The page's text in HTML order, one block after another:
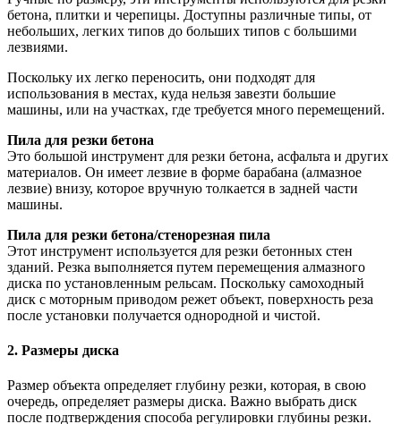
бетона, плитки и черепицы. Доступны различные типы, от
небольших, легких типов до больших типов с большими
лезвиями.
Поскольку их легко переносить, они подходят для
использования в местах, куда нельзя завезти большие
машины, или на участках, где требуется много перемещений.
Пила для резки бетона
Это большой инструмент для резки бетона, асфальта и других
материалов. Он имеет лезвие в форме барабана (алмазное
лезвие) внизу, которое вручную толкается в задней части
машины.
Пила для резки бетона/стенорезная пила
Этот инструмент используется для резки бетонных стен
зданий. Резка выполняется путем перемещения алмазного
диска по установленным рельсам. Поскольку самоходный
диск с моторным приводом режет объект, поверхность реза
после установки получается однородной и чистой.
2. Размеры диска
Размер объекта определяет глубину резки, которая, в свою
очередь, определяет размеры диска. Важно выбрать диск
после подтверждения способа регулировки глубины резки.